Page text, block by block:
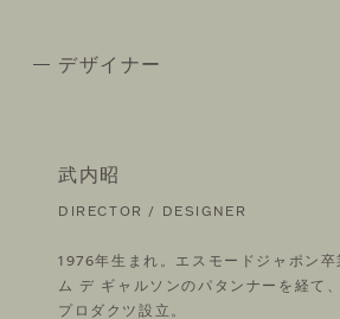
デザイナー
武内昭
DIRECTOR / DESIGNER
1976年生まれ。エスモードジャポン卒
ム デ ギャルソンのパタンナーを経て
プロダクツ設立。